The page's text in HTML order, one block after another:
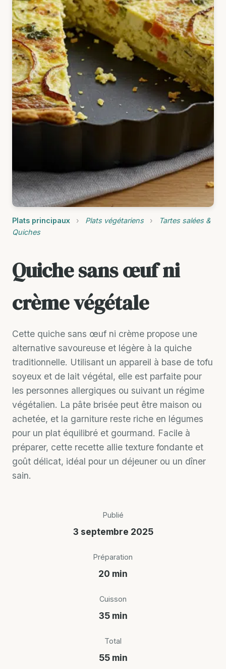
Plats principaux › Plats végétariens ›
Tartes salées &
Quiches
Quiche sans œuf ni
crème végétale
Cette quiche sans œuf ni crème propose une
alternative savoureuse et légère à la quiche
traditionnelle. Utilisant un appareil à base de tofu
soyeux et de lait végétal, elle est parfaite pour
les personnes allergiques ou suivant un régime
végétalien. La pâte brisée peut être maison ou
achetée, et la garniture reste riche en légumes
pour un plat équilibré et gourmand. Facile à
préparer, cette recette allie texture fondante et
goût délicat, idéal pour un déjeuner ou un dîner
sain.
Publié
3 septembre 2025
Préparation
20 min
Cuisson
35 min
Total
55 min